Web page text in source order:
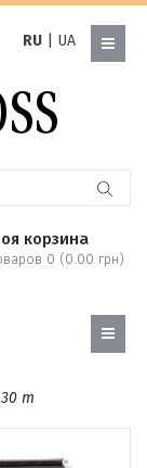
RU| UA
корзина
Товаров 0 (0.00 грн)
m